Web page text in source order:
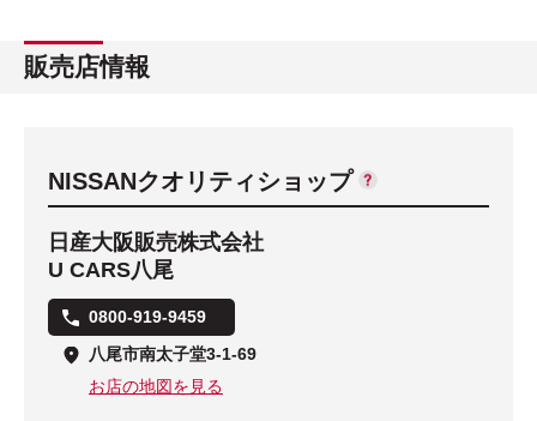
販売店情報
NISSANクオリティショップ
日産大阪販売株式会社
U CARS八尾
0800-919-9459
八尾市南太子堂3-1-69
お店の地図を見る